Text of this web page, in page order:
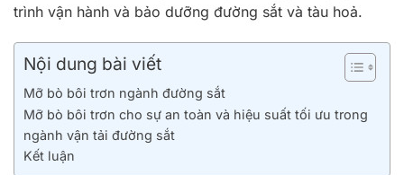
trình vận hành và bảo dưỡng đường sắt và tàu hoả.
Nội dung bài viết
Mỡ bò bôi trơn ngành đường sắt
Mỡ bò bôi trơn cho sự an toàn và hiệu suất tối ưu trong
ngành vận tải đường sắt
Kết luận